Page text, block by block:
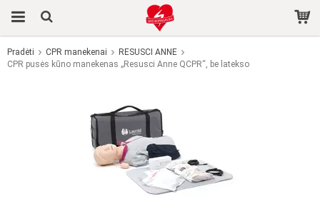
Produktas buvo įdėtas į jūsų krepšelį
Pradėti CPR manekenai
RESUSCI ANNE
CPR pusės kūno manekenas „Resusci Anne QCPR“, be latekso